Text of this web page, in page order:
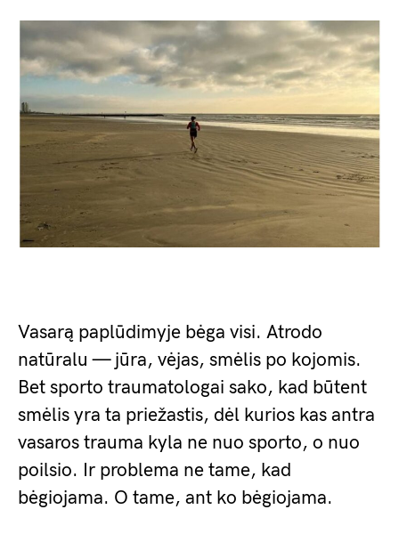
Vasarą paplūdimyje bėga visi. Atrodo
natūralu — jūra, vėjas, smėlis po kojomis.
Bet sporto traumatologai sako, kad būtent
smėlis yra ta priežastis, dėl kurios kas antra
vasaros trauma kyla ne nuo sporto, o nuo
poilsio. Ir problema ne tame, kad
bėgiojama. O tame, ant ko bėgiojama.